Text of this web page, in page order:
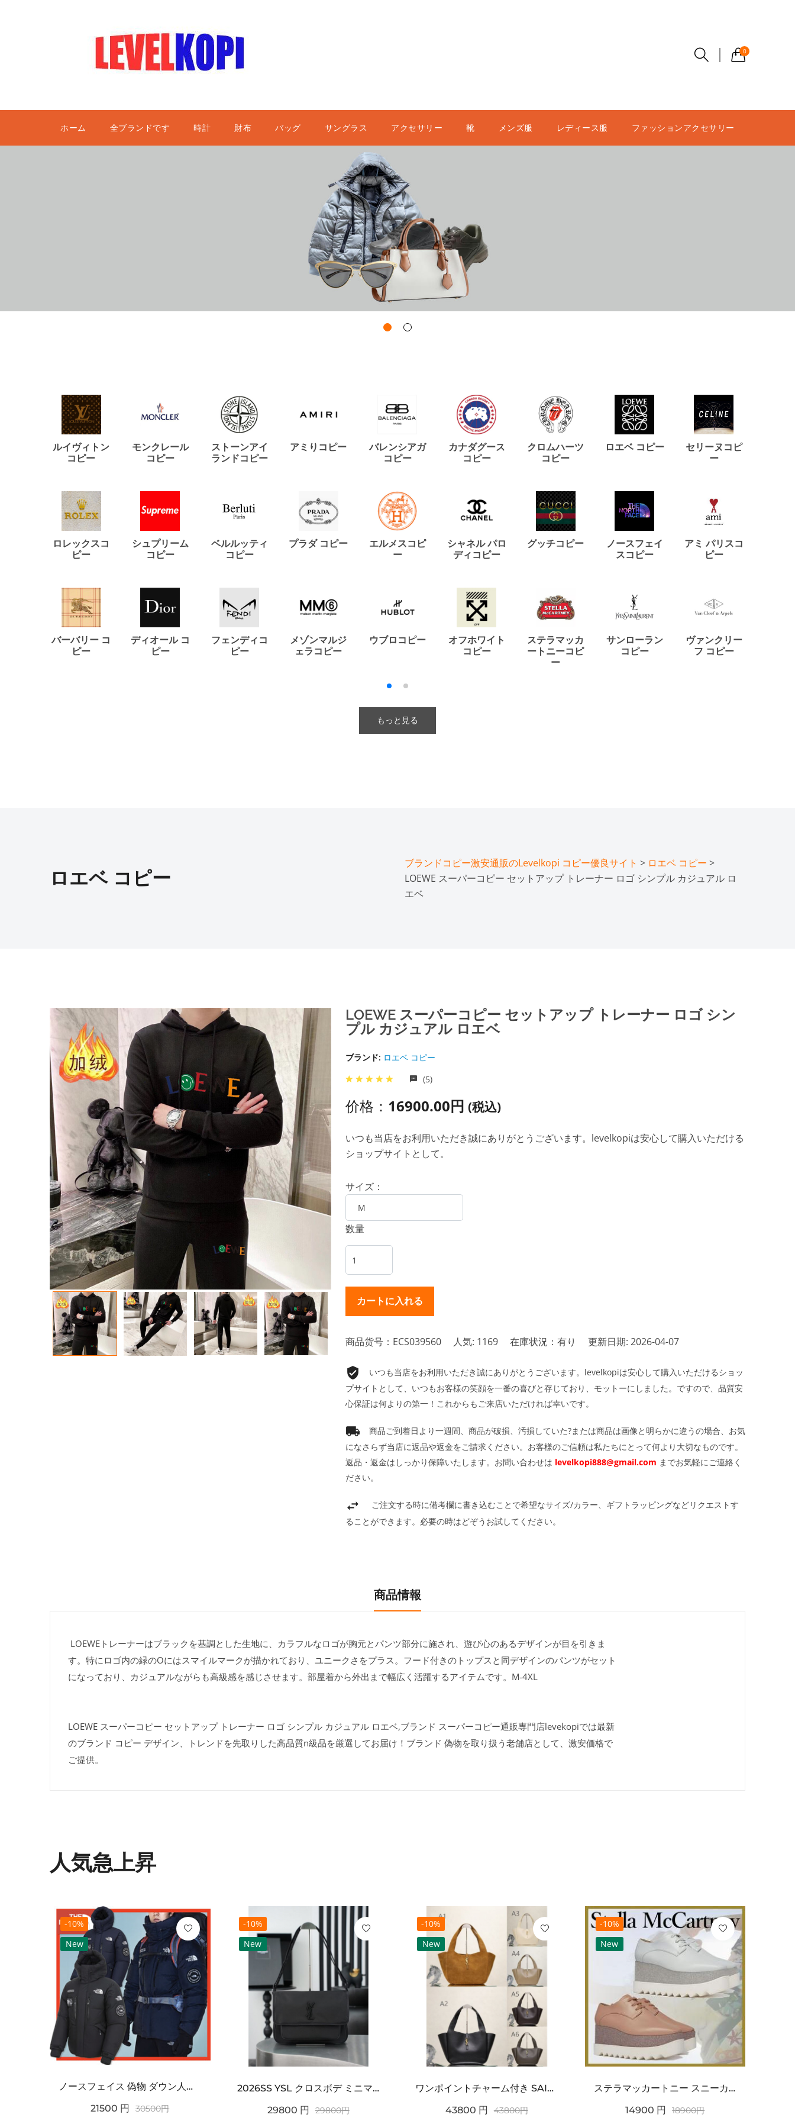
0
ホーム 全ブランドです 時計 財布 バッグ サングラス アクセサリー 靴 メンズ服 レディース服 ファッションアクセサリー
ルイヴィトン
コピー
モンクレール
コピー
ストーンアイ
ランドコピー
アミりコピー
バレンシアガ
コピー
カナダグース
コピー
クロムハーツ
コピー
ロエベ コピー
セリーヌコピ
ー
ロレックスコ
ピー
シュプリーム
コピー
ベルルッティ
コピー
プラダ コピー
エルメスコピ
ー
シャネル パロ
ディコピー
グッチコピー
ノースフェイ
スコピー
アミ パリスコ
ピー
バーバリー コ
ピー
ディオール コ
ピー
フェンディコ
ピー
メゾンマルジ
ェラコピー
ウブロコピー
オフホワイト
コピー
ステラマッカ
ートニーコピ
ー
サンローラン
コピー
ヴァンクリー
フ コピー
もっと見る
ロエベ コピー
ブランドコピー激安通販のLevelkopi コピー優良サイト > ロエベ コピー >
LOEWE スーパーコピー セットアップ トレーナー ロゴ シンプル カジュアル ロ
エベ
LOEWE スーパーコピー セットアップ トレーナー ロゴ シン
プル カジュアル ロエベ
ブランド: ロエベ コピー
(5)
价格： 16900.00円 (税込)
いつも当店をお利用いただき誠にありがとうございます。levelkopiは安心して購入いただける
ショップサイトとして。
サイズ：
数量
商品货号：ECS039560 人気: 1169 在庫状況：有り 更新日期: 2026-04-07
いつも当店をお利用いただき誠にありがとうございます。levelkopiは安心して購入いただけるショッ
プサイトとして、いつもお客様の笑顔を一番の喜びと存じており、モットーにしました。ですので、品質安
心保証は何よりの第一！これからもご来店いただければ幸いです。
商品ご到着日より一週間、商品が破損、汚損していた?または商品は画像と明らかに違うの場合、お気
になさらず当店に返品や返金をご請求ください。お客様のご信頼は私たちにとって何より大切なものです。
返品・返金はしっかり保障いたします。お問い合わせは levelkopi888@gmail.com までお気軽にご連絡く
ださい。
ご注文する時に備考欄に書き込むことで希望なサイズ/カラー、ギフトラッピングなどリクエストす
ることができます。必要の時はどぞうお試してください。
商品情報
LOEWEトレーナーはブラックを基調とした生地に、カラフルなロゴが胸元とパンツ部分に施され、遊び心のあるデザインが目を引きま
す。特にロゴ内の緑のOにはスマイルマークが描かれており、ユニークさをプラス。フード付きのトップスと同デザインのパンツがセット
になっており、カジュアルながらも高級感を感じさせます。部屋着から外出まで幅広く活躍するアイテムです。M-4XL
LOEWE スーパーコピー セットアップ トレーナー ロゴ シンプル カジュアル ロエベ,ブランド スーパーコピー通販専門店levekopiでは最新
のブランド コピー デザイン、トレンドを先取りした高品質n級品を厳選してお届け！ブランド 偽物を取り扱う老舗店として、激安価格で
ご提供。
人気急上昇
-10%
New
ノースフェイス 偽物 ダウン人気【THE NORTH FACE】M'S 7 SUMMIT HIM...
21500 円 30500円
-10%
New
2026SS YSL クロスボデ ミニマルフラップショルダー SAINT LAURENT サンロ...
29800 円 29800円
-10%
New
ワンポイントチャーム付き SAINT LAURENT サンローラン コピー バッグ シンプルラグ...
43800 円 43800円
-10%
New
ステラマッカートニー スニーカー 偽物エリスグリッタープラットフォーム810038KP02717...
14900 円 18900円